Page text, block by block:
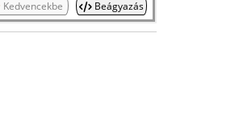
Kedvencekbe Beágyazás